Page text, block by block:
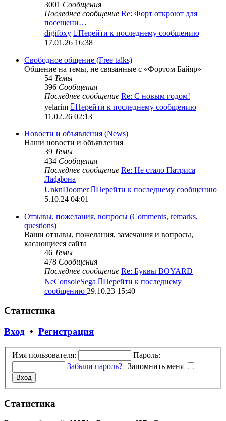
3001 Сообщения
Последнее сообщение Re: Форт откроют для
посещени…
digifoxy
Перейти к последнему сообщению
17.01.26 16:38
Свободное общение (Free talks)
Общение на темы, не связанные с «Фортом Байяр»
54 Темы
396 Сообщения
Последнее сообщение Re: С новым годом!
yelarim
Перейти к последнему сообщению
11.02.26 02:13
Новости и объявления (News)
Наши новости и объявления
39 Темы
434 Сообщения
Последнее сообщение Re: Не стало Патриса
Лаффона
UnknDoomer
Перейти к последнему сообщению
5.10.24 04:01
Отзывы, пожелания, вопросы (Comments, remarks,
questions)
Ваши отзывы, пожелания, замечания и вопросы,
касающиеся сайта
46 Темы
478 Сообщения
Последнее сообщение Re: Буквы BOYARD
NeConsoleSega
Перейти к последнему
сообщению 29.10.23 15:40
Статистика
Вход • Регистрация
Имя пользователя:
Пароль:
Забыли пароль? | Запомнить меня
Статистика